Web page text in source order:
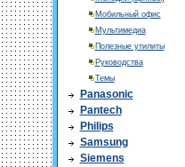
Мобильный офис
Мультимедиа
Полезные утилиты
Руководства
Темы
Panasonic
Pantech
Philips
Samsung
Siemens